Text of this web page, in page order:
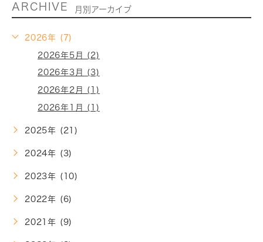
ARCHIVE 月別アーカイブ
2026年 (7)
2026年5月 (2)
2026年3月 (3)
2026年2月 (1)
2026年1月 (1)
2025年 (21)
2024年 (3)
2023年 (10)
2022年 (6)
2021年 (9)